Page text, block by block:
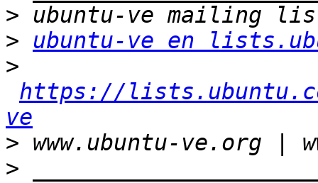
>
>
ubuntu-ve en
>
https://
ve
>
>